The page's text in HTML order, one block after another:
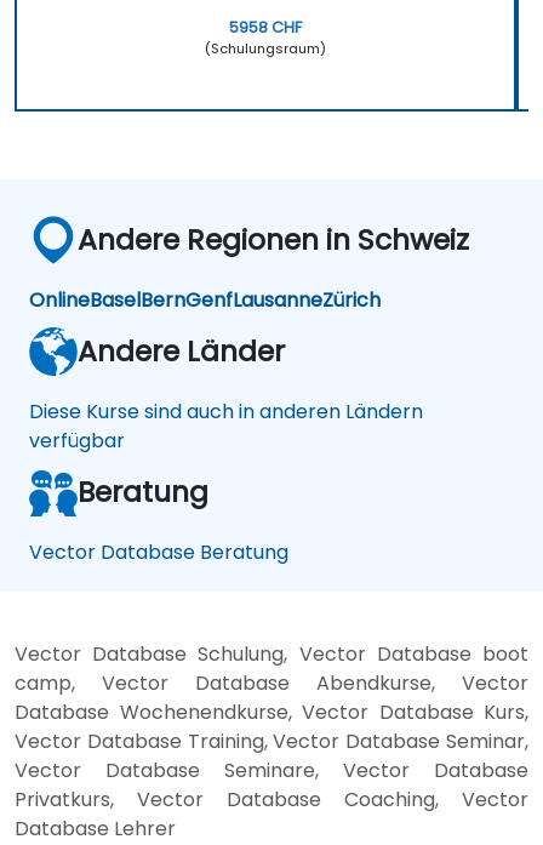
5958 CHF
(Schulungsraum)
Andere Regionen in Schweiz
OnlineBaselBernGenfLausanneZürich
Andere Länder
Diese Kurse sind auch in anderen Ländern
verfügbar
Beratung
Vector Database Beratung
Vector Database Schulung, Vector Database boot
camp, Vector Database Abendkurse, Vector
Database Wochenendkurse, Vector Database Kurs,
Vector Database Training, Vector Database Seminar,
Vector Database Seminare, Vector Database
Privatkurs, Vector Database Coaching, Vector
Database Lehrer